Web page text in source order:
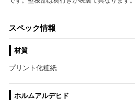
スペック情報
材質
プリント化粧紙
ホルムアルデヒド